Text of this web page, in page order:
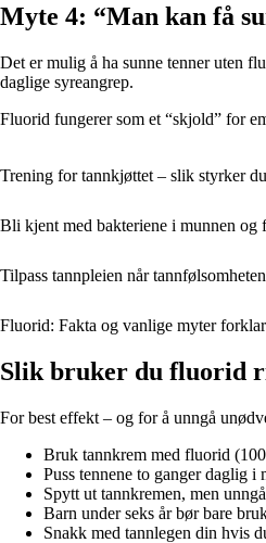
Myte 4: “Man kan få
Det er mulig å ha sunne tenner uten
daglige syreangrep.
Fluorid fungerer som et “skjold” for
Trening for tannkjøttet – slik styrker
Bli kjent med bakteriene i munnen og
Tilpass tannpleien når
Fluorid: Fakta og vanlige myter
Slik bruker du fluorid
For best effekt – og for å unngå
Bruk tannkrem med fluorid
Puss tennene to ganger daglig i
Spytt ut tannkremen, men
Barn under seks år bør bare
Snakk med tannlegen din hvis